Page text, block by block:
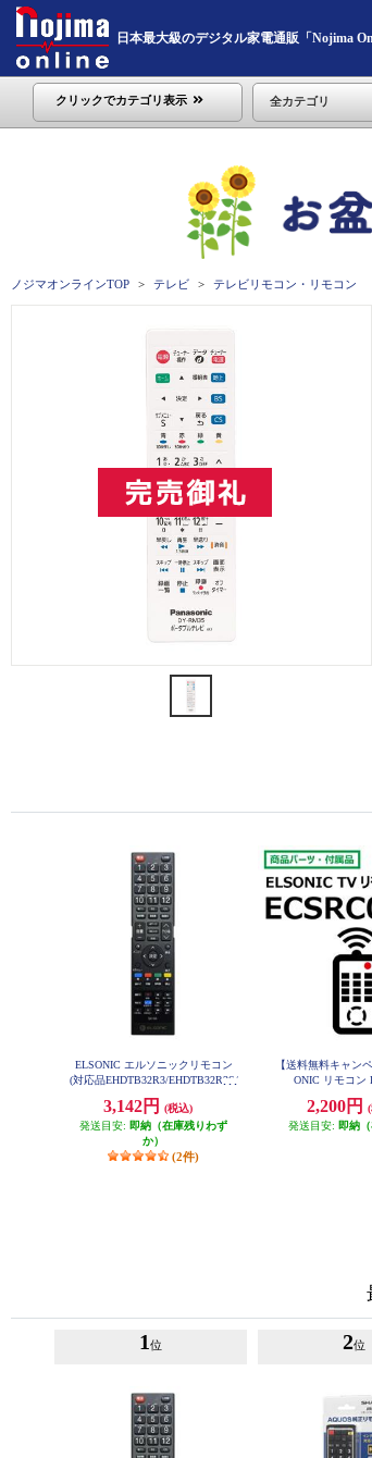
日本最大級のデジタル家電通販「Nojima
クリックでカテゴリ表示 全カテゴリ
ノジマオンラインTOP テレビ テレビリモコン・リモコン
ELSONIC エルソニックリモコン
(対応品EHDTB32R3/EHDTB32R3S/
4R4） SX03
3,142円
(税込)
発送目安: 即納（在庫残りわず
か）
(2件)
【送料無料キャン
ONIC リモコン
2,200円
発送目安: 即納（
1 位 2位